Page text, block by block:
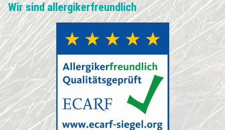
Wir sind allergikerfreundlich